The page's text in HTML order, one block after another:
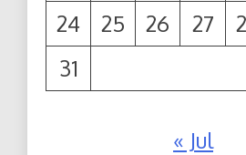
24
25 26 27
31
« Jul